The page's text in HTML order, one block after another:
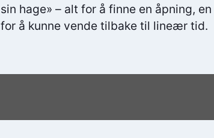
sin hage» – alt for å finne en åpning,
for å kunne vende tilbake til lineær tid.